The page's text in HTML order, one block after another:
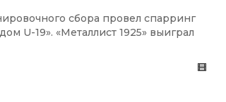
сбора провел спарринг
U-19». «Металлист 1925» выиграл